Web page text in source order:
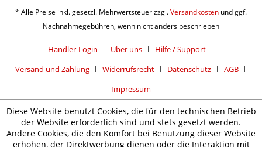
* Alle Preise inkl. gesetzl. Mehrwertsteuer zzgl.Versandkosten und ggf.
Nachnahmegebühren, wenn nicht anders beschrieben
Händler-Login Über uns
Hilfe / Support
Versand und Zahlung
Widerrufsrecht Datenschutz
AGB
Impressum
Diese Website benutzt Cookies, die für den technischen Betrieb
der Website erforderlich sind und stets gesetzt werden.
Andere Cookies, die den Komfort bei Benutzung dieser Website
erhöhen, der Direktwerbung dienen oder die Interaktion mit